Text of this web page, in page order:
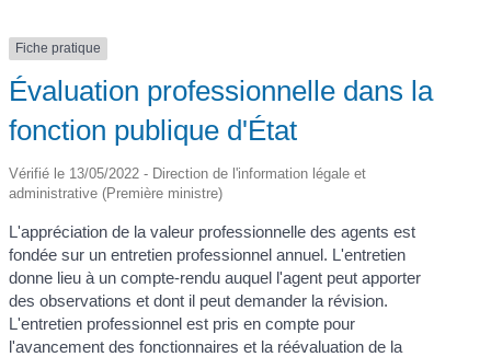
Fiche pratique
Évaluation professionnelle dans la
fonction publique d'État
Vérifié le 13/05/2022 - Direction de l'information légale et
administrative (Première ministre)
L'appréciation de la valeur professionnelle des agents est
fondée sur un entretien professionnel annuel. L'entretien
donne lieu à un compte-rendu auquel l'agent peut apporter
des observations et dont il peut demander la révision.
L'entretien professionnel est pris en compte pour
l'avancement des fonctionnaires et la réévaluation de la